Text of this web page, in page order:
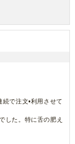
で注文•利用させて
した。特に舌の肥え